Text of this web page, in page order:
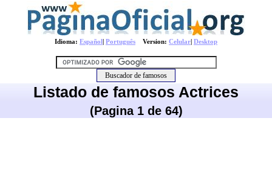
Idioma: Español| Português Version: Celular| Desktop
Listado de famosos Actrices
(Pagina 1 de 64)